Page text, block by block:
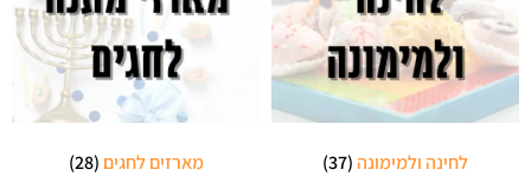
לחינה ולמימונה(37) מארזים לחגים (28)